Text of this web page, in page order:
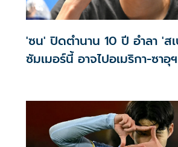
'ซน' ปิดตำนาน 10 ปี อำลา 'ส
ซัมเมอร์นี้ อาจไปอเมริกา-ซาอุฯ